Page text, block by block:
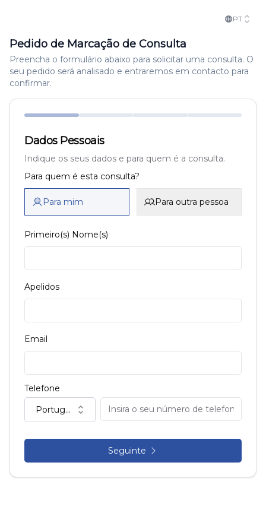
PT
Pedido de Marcação de Consulta
Preencha o formulário abaixo para solicitar uma consulta. O
seu pedido será analisado e entraremos em contacto para
confirmar.
Dados Pessoais
Indique os seus dados e para quem é a consulta.
Para quem é esta consulta?
Para mim Para outra pessoa
Primeiro(s) Nome(s)
Apelidos
Email
Telefone
Portugal (+351)
Seguinte